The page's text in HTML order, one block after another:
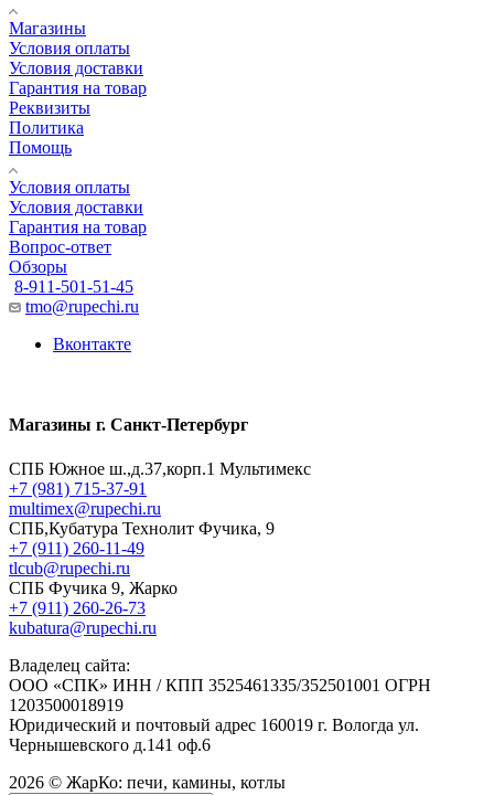
Магазины
Условия оплаты
Условия доставки
Гарантия на товар
Реквизиты
Политика
Помощь
Условия оплаты
Условия доставки
Гарантия на товар
Вопрос-ответ
Обзоры
8-911-501-51-45
tmo@rupechi.ru
Вконтакте
Магазины г. Санкт-Петербург
СПБ Южное ш.,д.37,корп.1 Мультимекс
+7 (981) 715-37-91
multimex@rupechi.ru
СПБ,Кубатура Технолит Фучика, 9
+7 (911) 260-11-49
tlcub@rupechi.ru
СПБ Фучика 9, Жарко
+7 (911) 260-26-73
kubatura@rupechi.ru
Владелец сайта:
ООО «СПК» ИНН / КПП 3525461335/352501001 ОГРН
1203500018919
Юридический и почтовый адрес 160019 г. Вологда ул.
Чернышевского д.141 оф.6
2026 © ЖарКо: печи, камины, котлы